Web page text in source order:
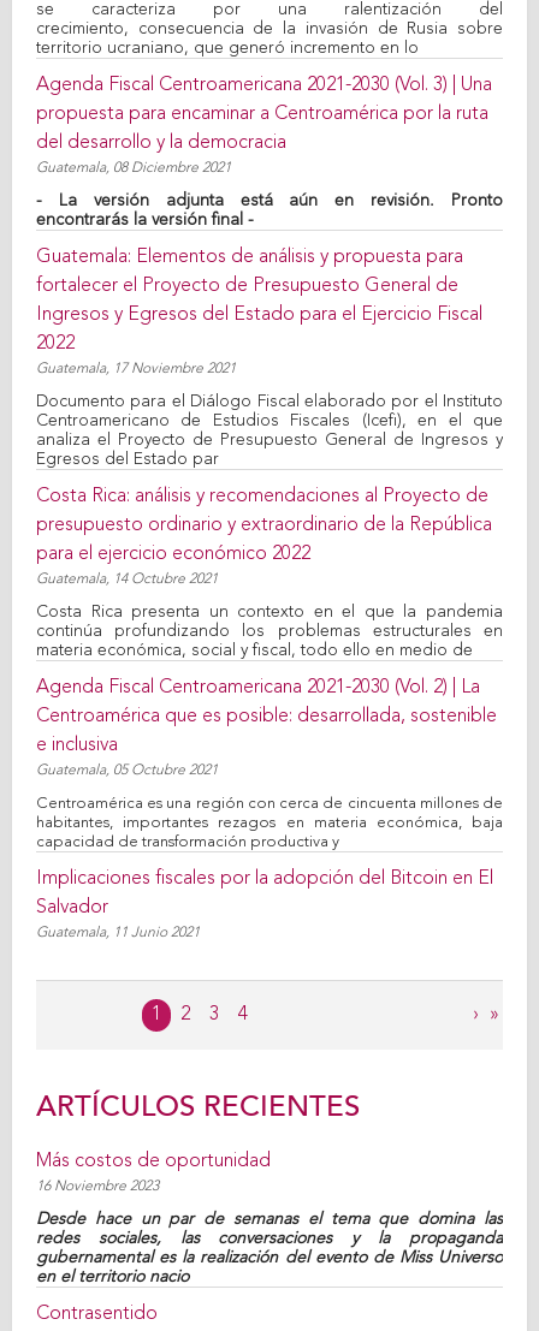
se caracteriza por una ralentización del
crecimiento, consecuencia de la invasión de Rusia sobre
territorio ucraniano, que generó incremento en lo
Agenda Fiscal Centroamericana 2021-2030 (Vol. 3) | Una
propuesta para encaminar a Centroamérica por la ruta
del desarrollo y la democracia
Guatemala, 08 Diciembre 2021
- La versión adjunta está aún en revisión. Pronto
encontrarás la versión final -
Guatemala: Elementos de análisis y propuesta para
fortalecer el Proyecto de Presupuesto General de
Ingresos y Egresos del Estado para el Ejercicio Fiscal
2022
Guatemala, 17 Noviembre 2021
Documento para el Diálogo Fiscal elaborado por el Instituto
Centroamericano de Estudios Fiscales (Icefi), en el que
analiza el Proyecto de Presupuesto General de Ingresos y
Egresos del Estado par
Costa Rica: análisis y recomendaciones al Proyecto de
presupuesto ordinario y extraordinario de la República
para el ejercicio económico 2022
Guatemala, 14 Octubre 2021
Costa Rica presenta un contexto en el que la pandemia
continúa profundizando los problemas estructurales en
materia económica, social y fiscal, todo ello en medio de
Agenda Fiscal Centroamericana 2021-2030 (Vol. 2) | La
Centroamérica que es posible: desarrollada, sostenible
e inclusiva
Guatemala, 05 Octubre 2021
Centroamérica es una región con cerca de cincuenta millones de
habitantes, importantes rezagos en materia económica, baja
capacidad de transformación productiva y
Implicaciones fiscales por la adopción del Bitcoin en El
Salvador
Guatemala, 11 Junio 2021
1 2 3 4 › »
ARTÍCULOS RECIENTES
Más costos de oportunidad
16 Noviembre 2023
Desde hace un par de semanas el tema que domina las
redes sociales, las conversaciones y la propaganda
gubernamental es la realización del evento de Miss Universo
en el territorio nacio
Contrasentido